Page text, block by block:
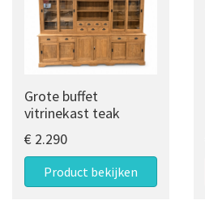
Grote buffet
vitrinekast teak
€ 2.290
Product bekijken